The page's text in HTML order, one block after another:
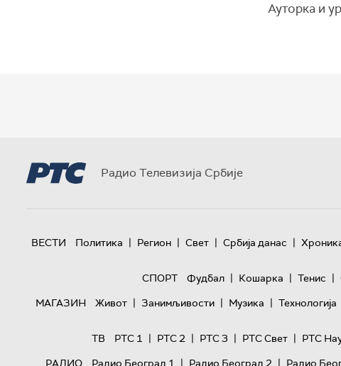
Ауторка и
Радио Телевизија Србије
ВЕСТИ Политика | Регион | Свет | Србија данас |
СПОРТ
Фудбал | Кошарка | Тенис |
МАГАЗИН
Живот | Занимљивости | Музика | Технологијa
ТВ
РТС 1 | РТС 2 | РТС 3 | РТС Свет | РТС
РАДИО
Радио Београд 1 Радио Београд 2 Радио